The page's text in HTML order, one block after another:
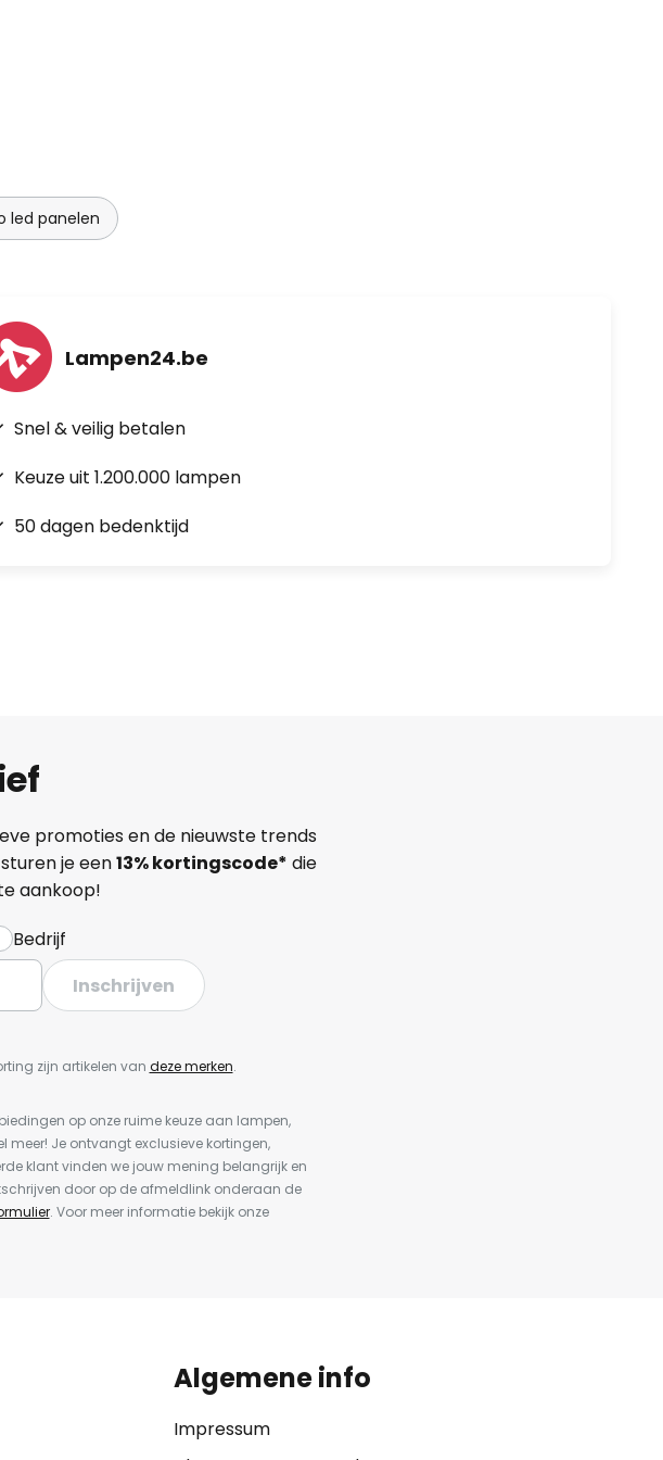
led panelen
Lampen24.be
Snel & veilig betalen
Keuze uit 1.200.000 lampen
50 dagen bedenktijd
promoties en de nieuwste trends
je een13%kortingscode* die
aankoop!
Bedrijf
Inschrijven
zijn artikelen van deze merken.
op onze ruime keuze aan lampen,
meer! Je ontvangt exclusieve kortingen,
klant vinden we jouw mening belangrijk en
door op de afmeldlink onderaan de
. Voor meer informatie bekijk onze
Algemene info
Impressum